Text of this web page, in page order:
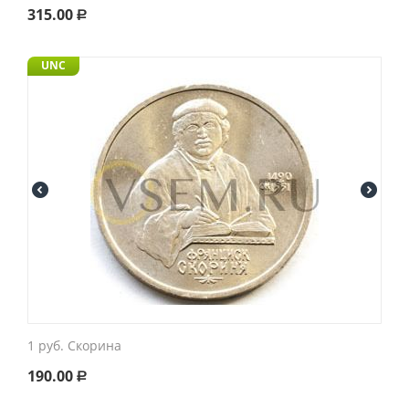
315.00 Р
UNC
1 руб. Скорина
190.00 Р